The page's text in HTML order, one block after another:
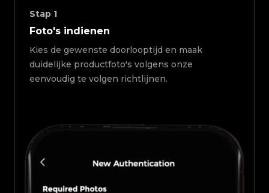
Stap 1
Foto's indienen
Kies de gewenste doorlooptijd en maak
duidelijke productfoto's volgens onze
eenvoudig te volgen richtlijnen.